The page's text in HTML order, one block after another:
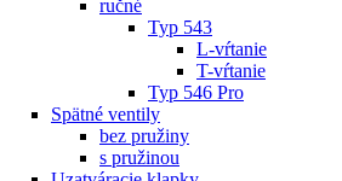
ručné
Typ 543
L-vŕtanie
T-vŕtanie
Typ 546 Pro
Spätné ventily
bez pružiny
s pružinou